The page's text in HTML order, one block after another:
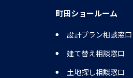
町田ショールーム
設計プラン相談窓口
建て替え相談窓口
土地探し相談窓口